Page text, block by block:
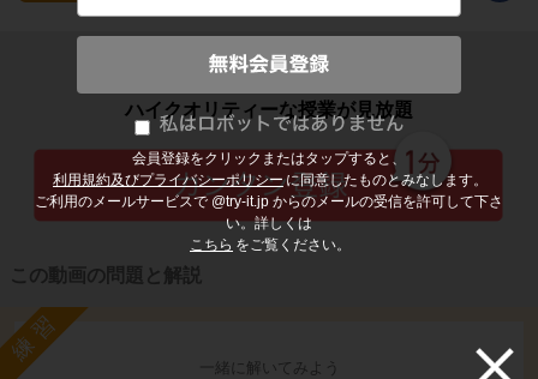
会員登録をクリックまたはタップすると、
利用規約及びプライバシーポリシー に同意したものとみなします。
ご利用のメールサービスで @try-it.jp からのメールの受信を許可して下さ
い。詳しくは
こちら をご覧ください。
子どもの勉強から大人の学び直しまで
ハイクオリティーな授業が見放題
この動画の問題と解説
練習
一緒に解いてみよう